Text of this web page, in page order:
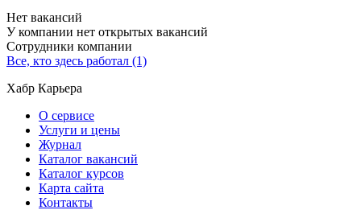
Нет вакансий
У компании нет открытых вакансий
Сотрудники компании
Все, кто здесь работал (1)
Хабр Карьера
О сервисе
Услуги и цены
Журнал
Каталог вакансий
Каталог курсов
Карта сайта
Контакты